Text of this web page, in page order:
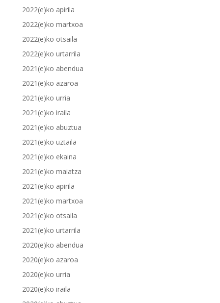
2022(e)ko apirila
2022(e)ko martxoa
2022(e)ko otsaila
2022(e)ko urtarrila
2021(e)ko abendua
2021(e)ko azaroa
2021(e)ko urria
2021(e)ko iraila
2021(e)ko abuztua
2021(e)ko uztaila
2021(e)ko ekaina
2021(e)ko maiatza
2021(e)ko apirila
2021(e)ko martxoa
2021(e)ko otsaila
2021(e)ko urtarrila
2020(e)ko abendua
2020(e)ko azaroa
2020(e)ko urria
2020(e)ko iraila